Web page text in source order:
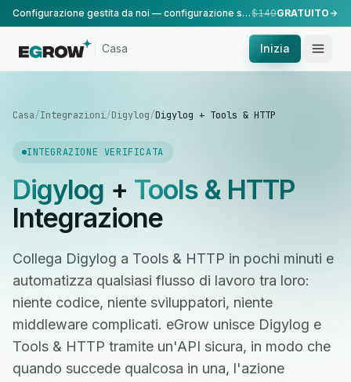
Configurazione gestita da noi — configurazione standard, eseguita dal nostro team.$149GRATUITO
Casa Inizia
Casa/Integrazioni/Digylog/Digylog + Tools & HTTP
INTEGRAZIONE VERIFICATA
Digylog + Tools & HTTP
Integrazione
Collega Digylog a Tools & HTTP in pochi minuti e
automatizza qualsiasi flusso di lavoro tra loro:
niente codice, niente sviluppatori, niente
middleware complicati. eGrow unisce Digylog e
Tools & HTTP tramite un'API sicura, in modo che
quando succede qualcosa in una, l'azione